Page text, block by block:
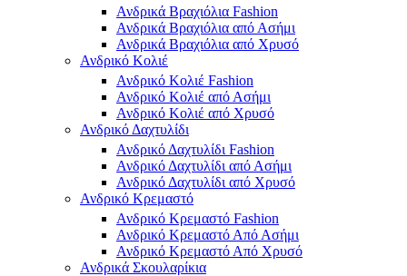
Ανδρικά Βραχιόλια Fashion
Ανδρικά Βραχιόλια από Ασήμι
Ανδρικά Βραχιόλια από Χρυσό
Ανδρικό Κολιέ
Ανδρικό Κολιέ Fashion
Ανδρικό Κολιέ από Ασήμι
Ανδρικό Κολιέ από Χρυσό
Ανδρικό Δαχτυλίδι
Ανδρικό Δαχτυλίδι Fashion
Ανδρικό Δαχτυλίδι από Ασήμι
Ανδρικό Δαχτυλίδι από Χρυσό
Ανδρικό Κρεμαστό
Ανδρικό Κρεμαστό Fashion
Ανδρικό Κρεμαστό Από Ασήμι
Ανδρικό Κρεμαστό Από Χρυσό
Ανδρικά Σκουλαρίκια